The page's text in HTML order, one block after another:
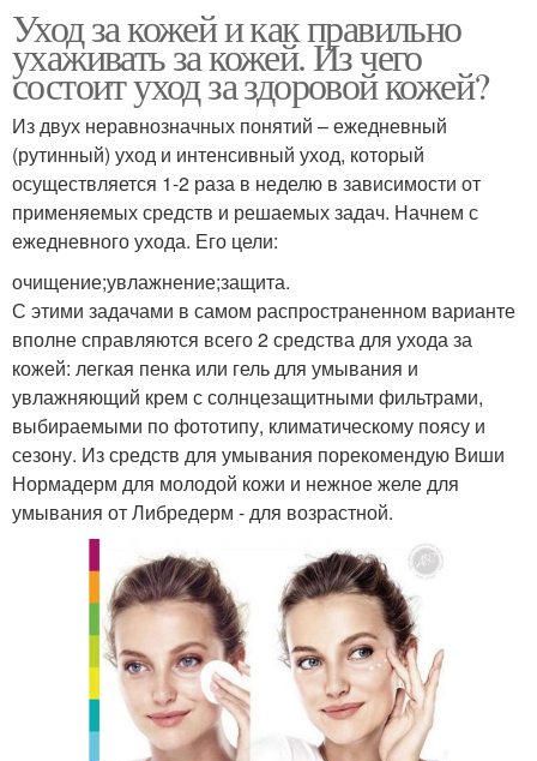
Уход за кожей и как правильно
ухаживать за кожей. Из чего
состоит уход за здоровой кожей?
Из двух неравнозначных понятий – ежедневный
(рутинный) уход и интенсивный уход, который
осуществляется 1-2 раза в неделю в зависимости от
применяемых средств и решаемых задач. Начнем с
ежедневного ухода. Его цели:
очищение;увлажнение;защита.
С этими задачами в самом распространенном варианте
вполне справляются всего 2 средства для ухода за
кожей: легкая пенка или гель для умывания и
увлажняющий крем с солнцезащитными фильтрами,
выбираемыми по фототипу, климатическому поясу и
сезону. Из средств для умывания порекомендую Виши
Нормадерм для молодой кожи и нежное желе для
умывания от Либредерм - для возрастной.